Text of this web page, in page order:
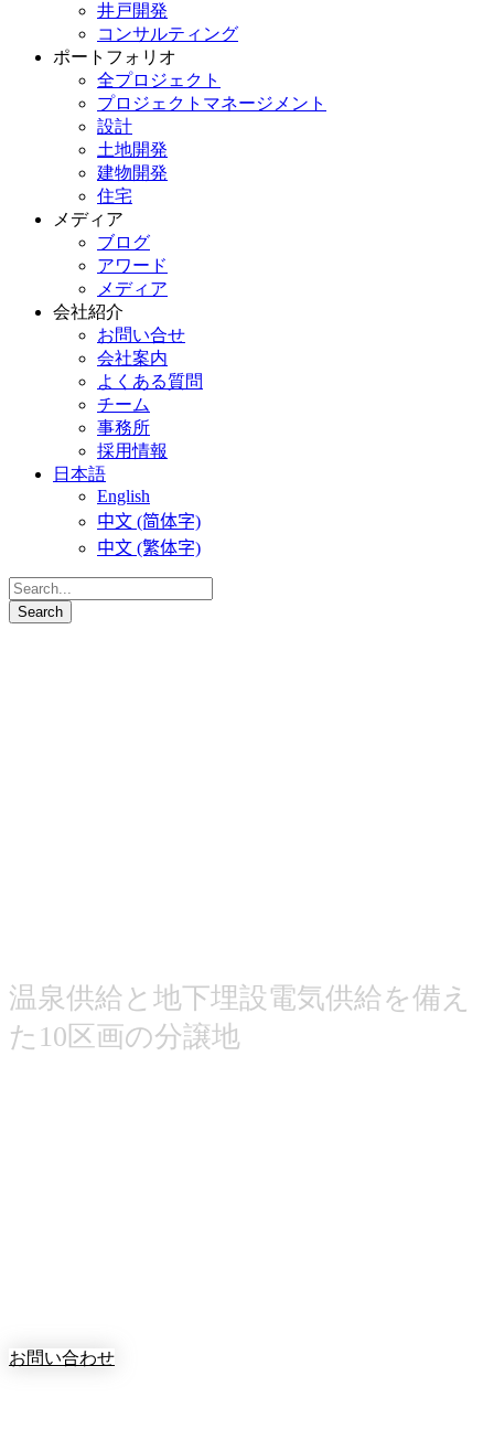
井戸開発
コンサルティング
ポートフォリオ
全プロジェクト
プロジェクトマネージメント
設計
土地開発
建物開発
住宅
メディア
ブログ
アワード
メディア
会社紹介
お問い合せ
会社案内
よくある質問
チーム
事務所
採用情報
日本語
English
中文 (简体字)
中文 (繁体字)
温泉供給と地下埋設電気供給を備え
た10区画の分譲地
お問い合わせ